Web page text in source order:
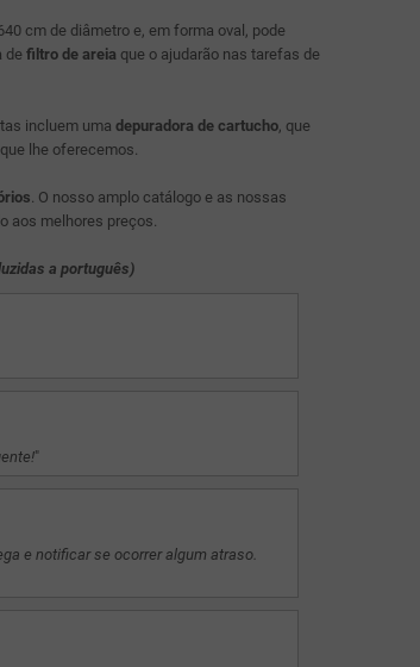
cm de diâmetro e, em forma oval, pode
de filtro de areia que o ajudarão nas tarefas de
incluem uma depuradora de cartucho, que
lhe oferecemos.
. O nosso amplo catálogo e as nossas
aos melhores preços.
a português)
"
e notificar se ocorrer algum atraso.